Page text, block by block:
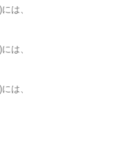
は、
は、
は、